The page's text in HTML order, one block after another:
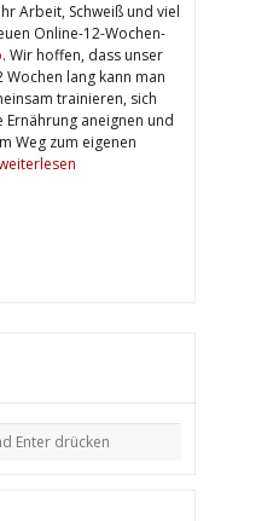
Arbeit, Schweiß und viel
Online-12-Wochen-
. Wir hoffen, dass unser
lang kann man
trainieren, sich
aneignen und
Weg zum eigenen